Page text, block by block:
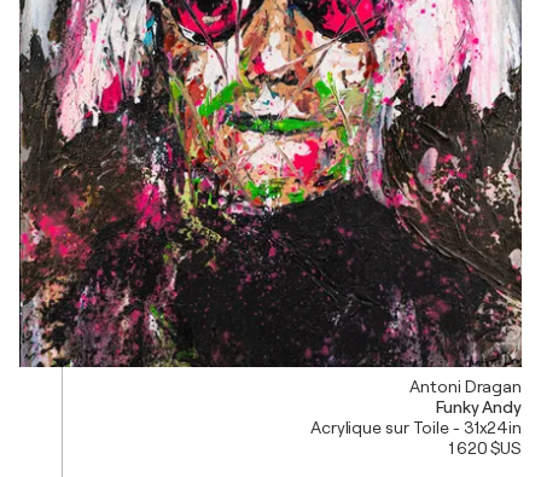
Antoni Dragan
Funky Andy
Acrylique sur Toile - 31x24in
1 620 $US